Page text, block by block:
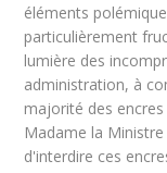
éléments
particulièrement
lumière des
administration, à
majorité des
Madame la
d'interdire ces